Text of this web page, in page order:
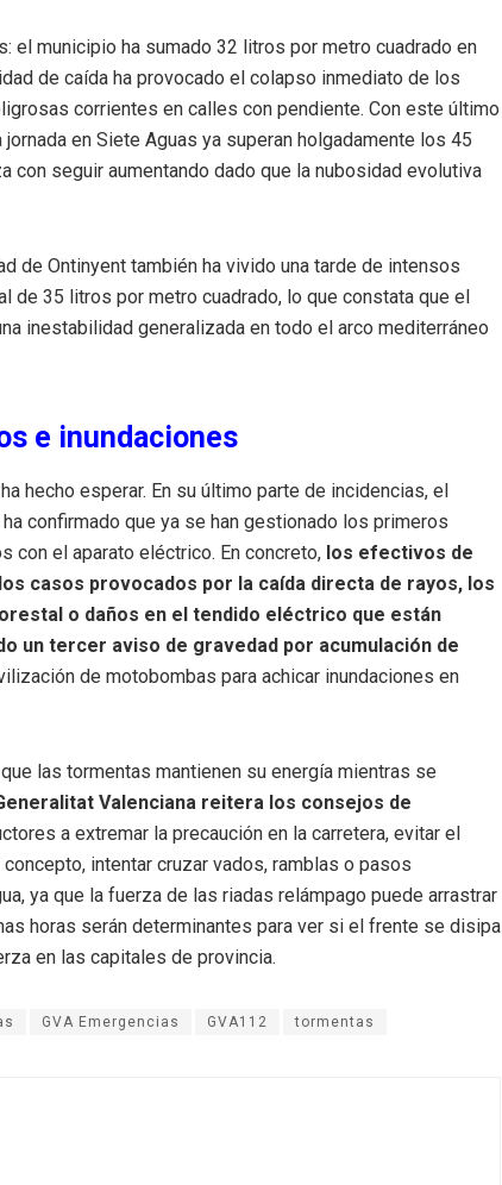
municipio ha sumado 32 litros por metro cuadrado en
de caída ha provocado el colapso inmediato de los
corrientes en calles con pendiente. Con este último
en Siete Aguas ya superan holgadamente los 45
con seguir aumentando dado que la nubosidad evolutiva
de Ontinyent también ha vivido una tarde de intensos
de 35 litros por metro cuadrado, lo que constata que el
inestabilidad generalizada en todo el arco mediterráneo
e inundaciones
hecho esperar. En su último parte de incidencias, el
confirmado que ya se han gestionado los primeros
con el aparato eléctrico. En concreto, los efectivos de
casos provocados por la caída directa de rayos, los
o daños en el tendido eléctrico que están
un tercer aviso de gravedad por acumulación de
de motobombas para achicar inundaciones en
las tormentas mantienen su energía mientras se
Valenciana reitera los consejos de
a extremar la precaución en la carretera, evitar el
intentar cruzar vados, ramblas o pasos
ya que la fuerza de las riadas relámpago puede arrastrar
horas serán determinantes para ver si el frente se disipa
en las capitales de provincia.
GVA Emergencias GVA112 tormentas